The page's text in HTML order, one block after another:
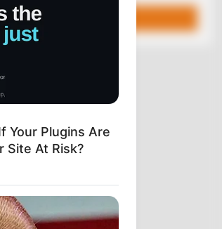
Your Plugins Are
Site At Risk?